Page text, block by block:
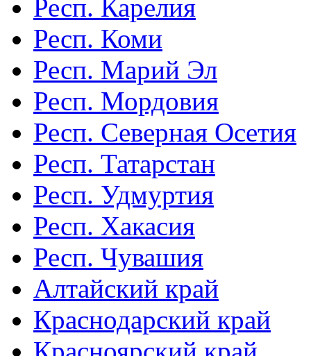
Респ. Карелия
Респ. Коми
Респ. Марий Эл
Респ. Мордовия
Респ. Северная Осетия
Респ. Татарстан
Респ. Удмуртия
Респ. Хакасия
Респ. Чувашия
Алтайский край
Краснодарский край